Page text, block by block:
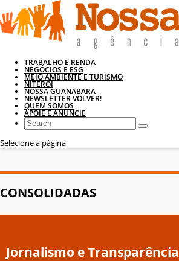
TRABALHO E RENDA
NEGÓCIOS E ESG
MEIO AMBIENTE E TURISMO
NITERÓI
NOSSA GUANABARA
NEWSLETTER VOLVER!
QUEM SOMOS
APOIE E ANUNCIE
Selecione a página
CONSOLIDADAS
Jornalismo e Transparência